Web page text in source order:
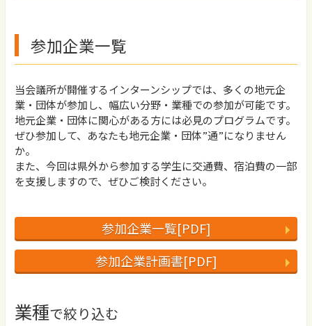
参加企業一覧
当会議所が開催するインターンシップでは、多くの地元企
業・団体が参加し、幅広い分野・業種での参加が可能です。
地元企業・団体に関心がある方には必見のプログラムです。
ぜひ参加して、あなたも地元企業・団体”通”になりません
か。
また、今回は県外から参加する学生に交通費、宿泊費の一部
を支援しますので、ぜひご検討ください。
参加企業一覧[PDF]
参加企業計画書[PDF]
業種で絞り込む